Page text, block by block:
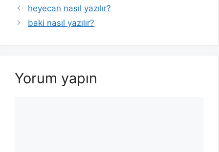
heyecan nasıl yazılır?
baki nasıl yazılır?
Yorum yapın